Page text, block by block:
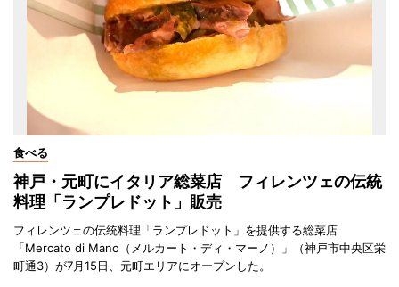
食べる
神戸・元町にイタリア総菜店 フィレンツェの伝統
料理「ランプレドット」販売
フィレンツェの伝統料理「ランプレドット」を提供する総菜店
「Mercato di Mano（メルカート・ディ・マーノ）」（神戸市中央区栄
町通3）が7月15日、元町エリアにオープンした。